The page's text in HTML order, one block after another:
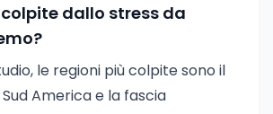
dallo stress da
le regioni più colpite sono il
America e la fascia